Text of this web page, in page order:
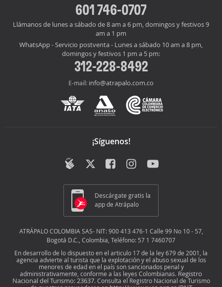
601 746-0707
Llámanos de lunes a sábado de 8 am a 6 pm, domingos y festivos 9
am a 1 pm
WhatsApp - Servicio postventa - Lunes a sábado 10 am a 8 pm,
domingos y festivos 1 pm a 5 pm:
312-228-8492
E-mail: info@atrapalo.com.co
¡Síguenos!
Descárgate gratis la
app de Atrápalo
ATRÁPALO COLOMBIA SAS- NIT: 900 413 476-1 Calle 99 No 10 - 57,
Bogotá D.C., Colombia, Teléfono: 57 1 7460707
En desarrollo de lo dispuesto en el articulo 17 de la ley 679 de 2001, la
agencia advierte al turista que la explotación y el abuso sexual de los
menores de edad en el país son sancionados penal y
administrativamente, conforme a las leyes Colombianas. Registro
Nacional del Turismo: 23637. Consulta el Registro Nacional de Turismo